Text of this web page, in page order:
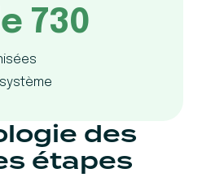
730
des
étapes